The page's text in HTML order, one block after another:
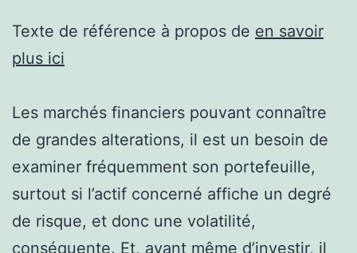
Texte de référence à propos de en savoir
plus ici
Les marchés financiers pouvant connaître
de grandes alterations, il est un besoin de
examiner fréquemment son portefeuille,
surtout si l’actif concerné affiche un degré
de risque, et donc une volatilité,
conséquente. Et, avant même d’investir, il